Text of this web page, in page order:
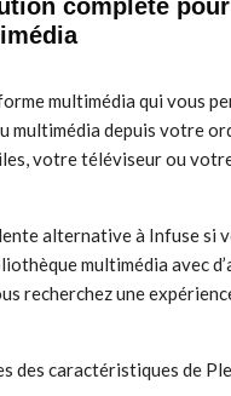
complète
multimédia qui vous
multimédia depuis votre
votre téléviseur ou
alternative à Infuse si
multimédia avec
recherchez une
des caractéristiques de